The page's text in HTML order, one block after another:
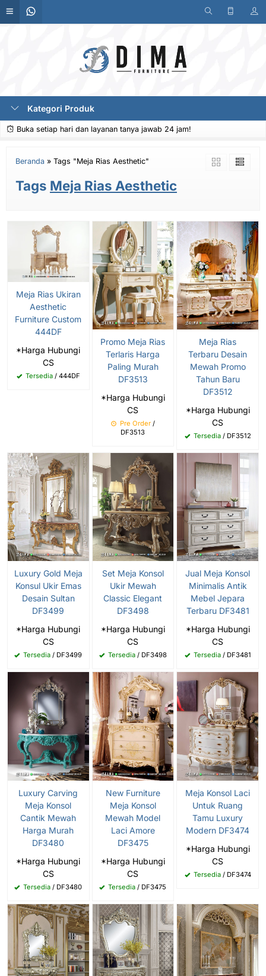
Kategori Produk
Buka setiap hari dan layanan tanya jawab 24 jam!
Beranda » Tags "Meja Rias Aesthetic"
Tags Meja Rias Aesthetic
Meja Rias Ukiran
Aesthetic
Furniture Custom
444DF
*Harga Hubungi
CS
Tersedia/ 444DF
Promo Meja Rias
Terlaris Harga
Paling Murah
DF3513
*Harga Hubungi
CS
Pre Order/
DF3513
Meja Rias
Terbaru Desain
Mewah Promo
Tahun Baru
DF3512
*Harga Hubungi
CS
Tersedia/ DF3512
Luxury Gold Meja
Konsul Ukir Emas
Desain Sultan
DF3499
*Harga Hubungi
CS
Tersedia / DF3499
Set Meja Konsol
Ukir Mewah
Classic Elegant
DF3498
*Harga Hubungi
CS
Tersedia/ DF3498
Jual Meja Konsol
Minimalis Antik
Mebel Jepara
Terbaru DF3481
*Harga Hubungi
CS
Tersedia/ DF3481
Luxury Carving
Meja Konsol
Cantik Mewah
Harga Murah
DF3480
*Harga Hubungi
CS
Tersedia / DF3480
New Furniture
Meja Konsol
Mewah Model
Laci Amore
DF3475
*Harga Hubungi
CS
Tersedia / DF3475
Meja Konsol Laci
Untuk Ruang
Tamu Luxury
Modern DF3474
*Harga Hubungi
CS
Tersedia/ DF3474